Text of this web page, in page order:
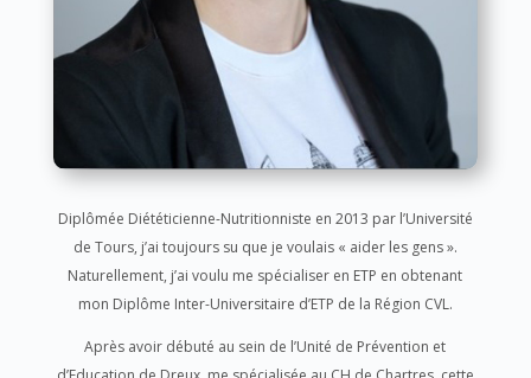
Diplômée Diététicienne-Nutritionniste en 2013 par l’Université
de Tours, j’ai toujours su que je voulais « aider les gens ».
Naturellement, j’ai voulu me spécialiser en ETP en obtenant
mon Diplôme Inter-Universitaire d’ETP de la Région CVL.
Après avoir débuté au sein de l’Unité de Prévention et